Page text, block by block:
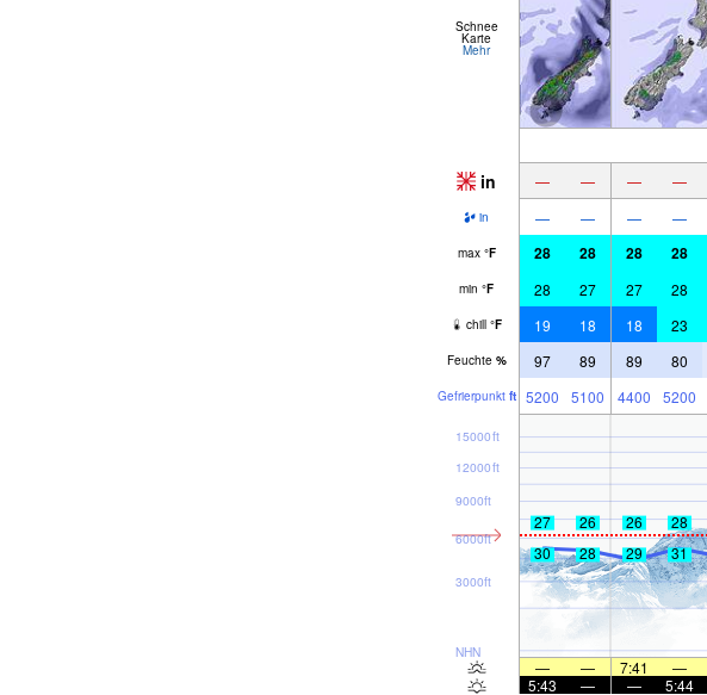
Schnee
Karte
Mehr
in — — — —
in — — — —
max °F 28 28 28 28
min °F 28 27 27 28
chill °F 19 18 18 23
Feuchte % 97 89 89 80
Gefrier­punkt ft 5200 5100 4400 5200
NHN
3000ft
6000ft
9000ft
12000ft
15000ft
27 26 26 28
30
28 29 31
— — 7:41 —
5:43
— — 5:44